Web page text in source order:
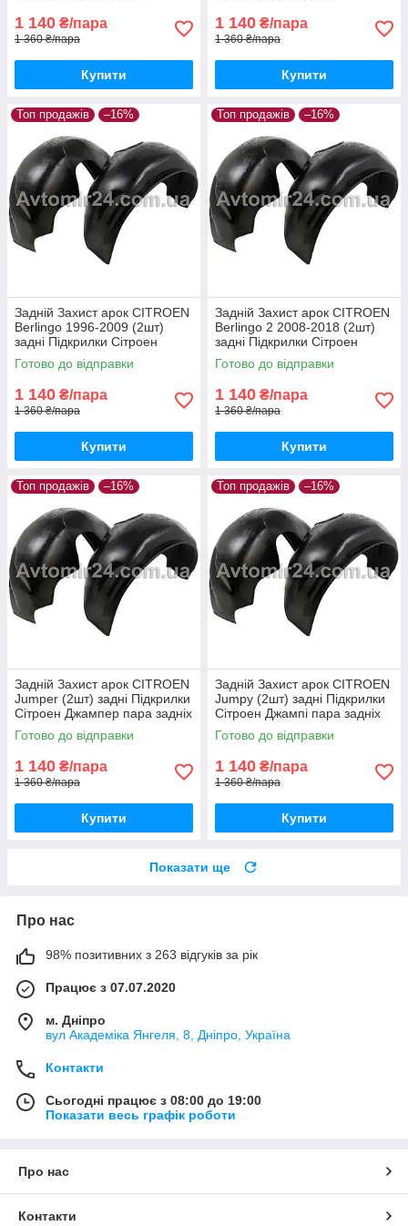
1 140 ₴/пара
1 360 ₴/пара
Купити
1 140 ₴/пара
1 360 ₴/пара
Купити
Топ продажів –16%
Задній Захист арок CITROEN
Berlingo 1996-2009 (2шт)
задні Підкрилки Сітроен
Берлінго пара задніх
Готово до відправки
1 140 ₴/пара
1 360 ₴/пара
Купити
Топ продажів –16%
Задній Захист арок CITROEN
Berlingo 2 2008-2018 (2шт)
задні Підкрилки Сітроен
Берлінго 2 пара задніх
Готово до відправки
1 140 ₴/пара
1 360 ₴/пара
Купити
Топ продажів –16%
Задній Захист арок CITROEN
Jumper (2шт) задні Підкрилки
Сітроен Джампер пара задніх
Готово до відправки
1 140 ₴/пара
1 360 ₴/пара
Купити
Топ продажів –16%
Задній Захист арок CITROEN
Jumpy (2шт) задні Підкрилки
Сітроен Джампі пара задніх
Готово до відправки
1 140 ₴/пара
1 360 ₴/пара
Купити
Показати ще
Про нас
98% позитивних з 263 відгуків за рік
Працює з 07.07.2020
м. Дніпро
вул Академіка Янгеля, 8, Дніпро, Україна
Контакти
Сьогодні працює з 08:00 до 19:00
Показати весь графік роботи
Про нас
Контакти